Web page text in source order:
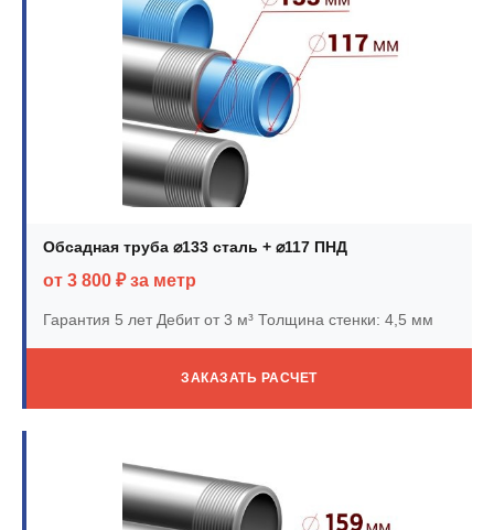
Обсадная труба ⌀133 сталь + ⌀117 ПНД
от 3 800 ₽ за метр
Гарантия 5 летДебит от 3 м³ Толщина стенки: 4,5 мм
ЗАКАЗАТЬ РАСЧЕТ